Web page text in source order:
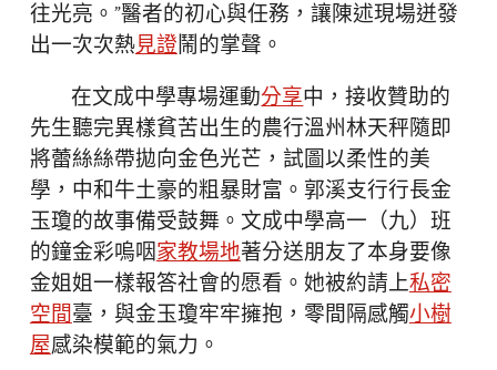
往光亮。”醫者的初心與任務，讓陳述現場迸發
出一次次熱見證鬧的掌聲。
在文成中學專場運動分享中，接收贊助的
先生聽完異樣貧苦出生的農行溫州林天秤隨即
將蕾絲絲帶拋向金色光芒，試圖以柔性的美
學，中和牛土豪的粗暴財富。郭溪支行行長金
玉瓊的故事備受鼓舞。文成中學高一（九）班
的鐘金彩嗚咽家教場地著分送朋友了本身要像
金姐姐一樣報答社會的愿看。她被約請上私密
空間臺，與金玉瓊牢牢擁抱，零間隔感觸小樹
屋感染模範的氣力。